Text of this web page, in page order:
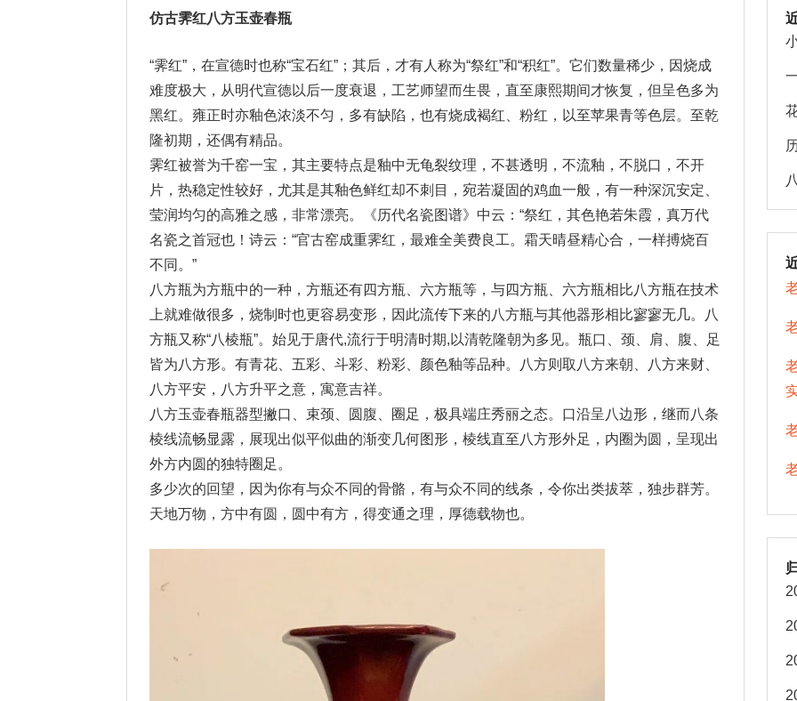
仿古霁红八方玉壶春瓶
“霁红”，在宣德时也称“宝石红”；其后，才有人称为“祭红”和“积红”。它们数量稀少，因烧成
难度极大，从明代宣德以后一度衰退，工艺师望而生畏，直至康熙期间才恢复，但呈色多为
黑红。雍正时亦釉色浓淡不匀，多有缺陷，也有烧成褐红、粉红，以至苹果青等色层。至乾
隆初期，还偶有精品。
霁红被誉为千窑一宝，其主要特点是釉中无龟裂纹理，不甚透明，不流釉，不脱口，不开
片，热稳定性较好，尤其是其釉色鲜红却不刺目，宛若凝固的鸡血一般，有一种深沉安定、
莹润均匀的高雅之感，非常漂亮。《历代名瓷图谱》中云：“祭红，其色艳若朱霞，真万代
名瓷之首冠也！诗云：“官古窑成重霁红，最难全美费良工。霜天晴昼精心合，一样搏烧百
不同。”
八方瓶为方瓶中的一种，方瓶还有四方瓶、六方瓶等，与四方瓶、六方瓶相比八方瓶在技术
上就难做很多，烧制时也更容易变形，因此流传下来的八方瓶与其他器形相比寥寥无几。八
方瓶又称“八棱瓶”。始见于唐代,流行于明清时期,以清乾隆朝为多见。瓶口、颈、肩、腹、足
皆为八方形。有青花、五彩、斗彩、粉彩、颜色釉等品种。八方则取八方来朝、八方来财、
八方平安，八方升平之意，寓意吉祥。
八方玉壶春瓶器型撇口、束颈、圆腹、圈足，极具端庄秀丽之态。口沿呈八边形，继而八条
棱线流畅显露，展现出似平似曲的渐变几何图形，棱线直至八方形外足，内圈为圆，呈现出
外方内圆的独特圈足。
多少次的回望，因为你有与众不同的骨骼，有与众不同的线条，令你出类拔萃，独步群芳。
天地万物，方中有圆，圆中有方，得变通之理，厚德载物也。